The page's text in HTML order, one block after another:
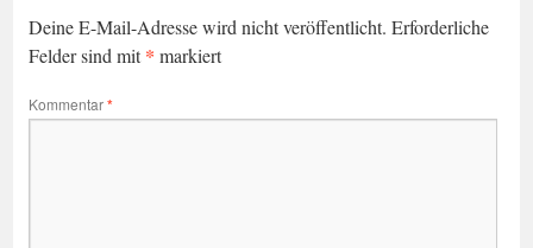
Deine E-Mail-Adresse wird nicht veröffentlicht. Erforderliche
Felder sind mit* markiert
Kommentar*